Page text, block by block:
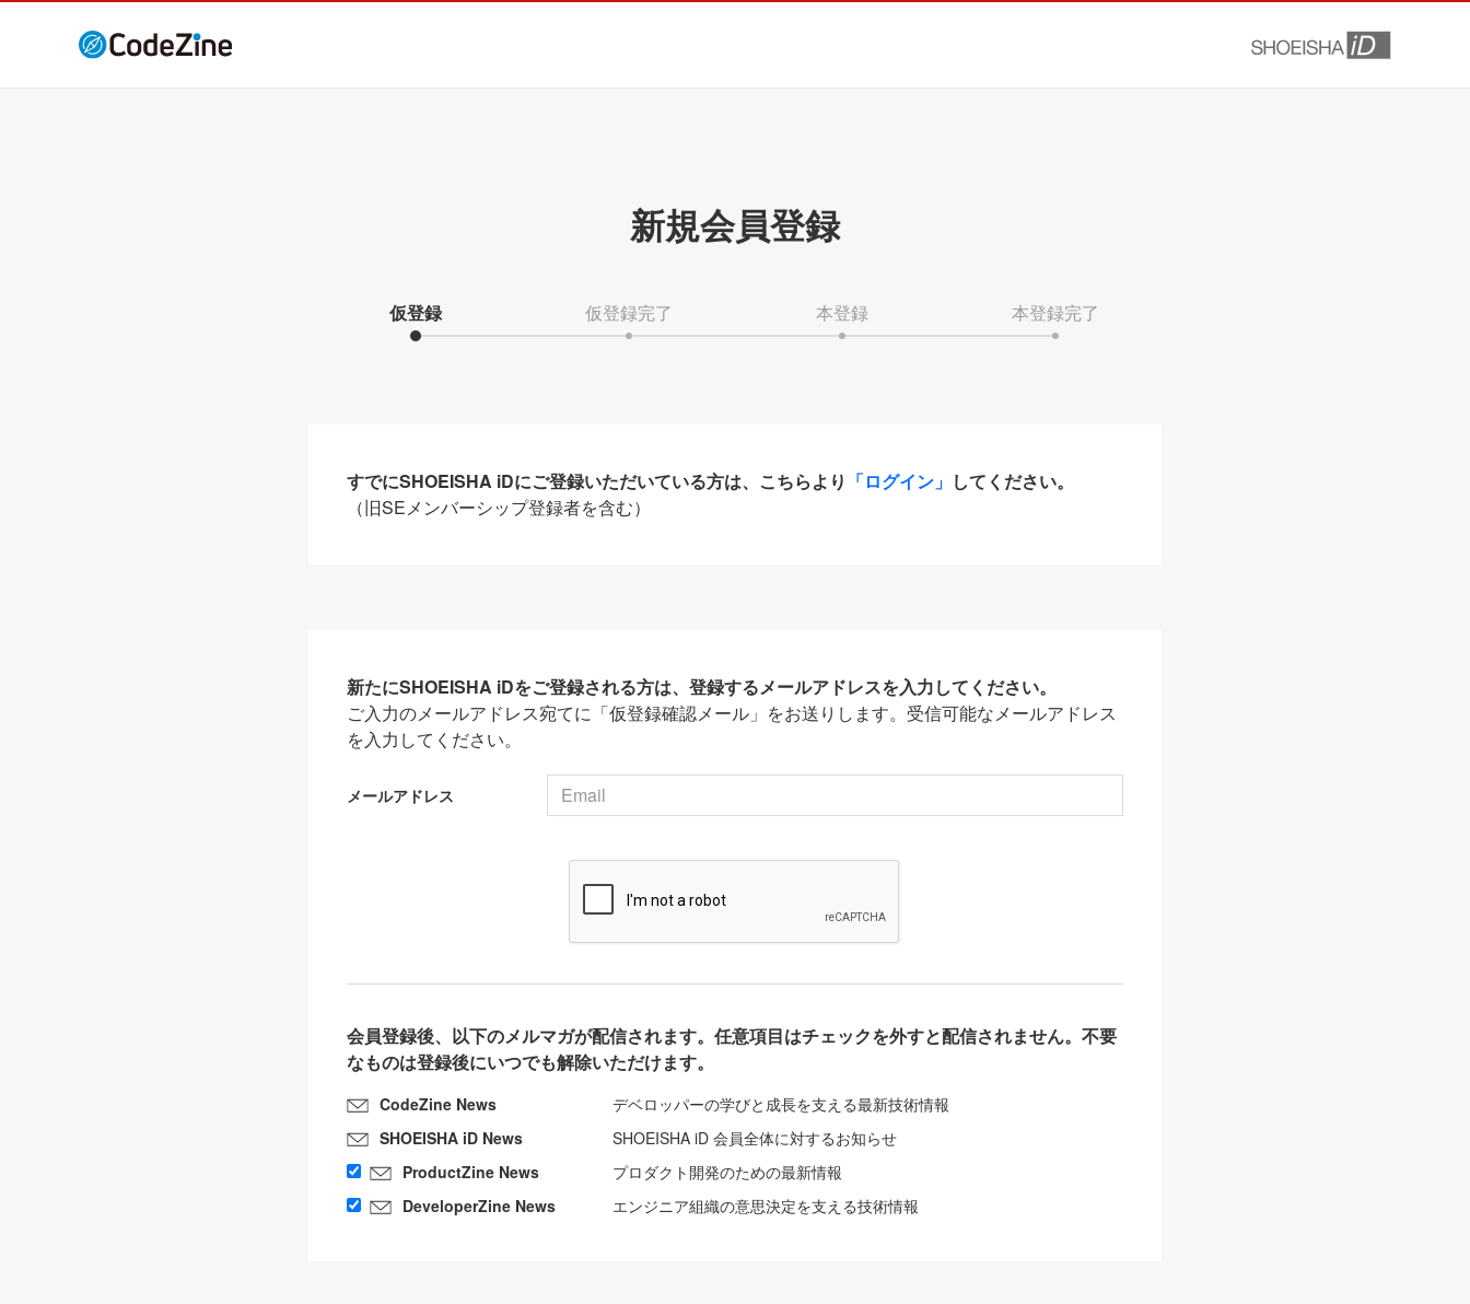
新規会員登録
仮登録 仮登録完了 本登録 本登録完了
すでにSHOEISHA iDにご登録いただいている方は、こちらより 「ログイン」 してください。
（旧SEメンバーシップ登録者を含む）
新たにSHOEISHA iDをご登録される方は、登録するメールアドレスを入力してください。
ご入力のメールアドレス宛てに「仮登録確認メール」をお送りします。受信可能なメールアドレス
を入力してください。
メールアドレス
会員登録後、以下のメルマガが配信されます。任意項目はチェックを外すと配信されません。不要
なものは登録後にいつでも解除いただけます。
CodeZine News
デベロッパーの学びと成長を支える最新技術情報
SHOEISHA iD News
SHOEISHA iD 会員全体に対するお知らせ
ProductZine News
プロダクト開発のための最新情報
DeveloperZine News
エンジニア組織の意思決定を支える技術情報